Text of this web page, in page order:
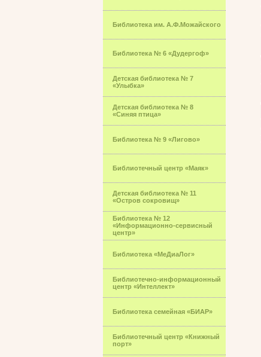
Библиотека им. А.Ф.Можайского
Библиотека № 6 «Дудергоф»
Детская библиотека № 7
«Улыбка»
Детская библиотека № 8
«Синяя птица»
Библиотека № 9 «Лигово»
Библиотечный центр «Маяк»
Детская библиотека № 11
«Остров сокровищ»
Библиотека № 12
«Информационно-сервисный
центр»
Библиотека «МеДиаЛог»
Библиотечно-информационный
центр «Интеллект»
Библиотека семейная «БИАР»
Библиотечный центр «Книжный
порт»